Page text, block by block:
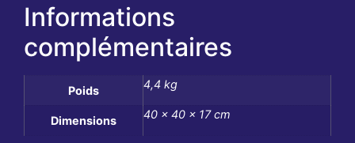
Informations
complémentaires
Poids 4,4 kg
Dimensions 40 × 40 × 17 cm